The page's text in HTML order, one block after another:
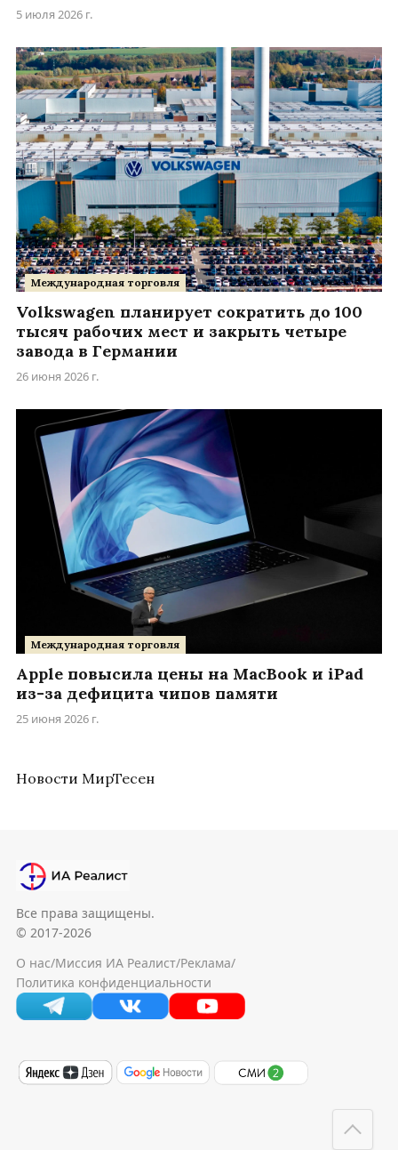
5 июля 2026 г.
Международная торговля
Volkswagen планирует сократить до 100
тысяч рабочих мест и закрыть четыре
завода в Германии
26 июня 2026 г.
Международная торговля
Apple повысила цены на MacBook и iPad
из-за дефицита чипов памяти
25 июня 2026 г.
Новости МирТесен
Все права защищены.
© 2017-2026
О нас/Миссия ИА Реалист/Реклама/
Политика конфиденциальности